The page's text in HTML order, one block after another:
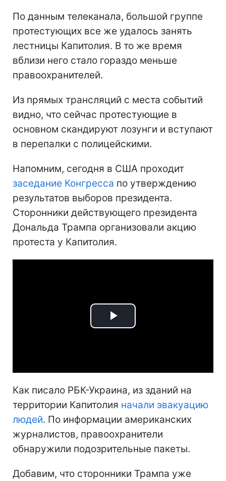
По данным телеканала, большой группе
протестующих все же удалось занять
лестницы Капитолия. В то же время
вблизи него стало гораздо меньше
правоохранителей.
Из прямых трансляций с места событий
видно, что сейчас протестующие в
основном скандируют лозунги и вступают
в перепалки с полицейскими.
Напомним, сегодня в США проходит
заседание Конгресса по утверждению
результатов выборов президента.
Сторонники действующего президента
Дональда Трампа организовали акцию
протеста у Капитолия.
Play
Как писало РБК-Украина, из зданий на
территории Капитолия начали эвакуацию
людей. По информации американских
журналистов, правоохранители
обнаружили подозрительные пакеты.
Добавим, что сторонники Трампа уже